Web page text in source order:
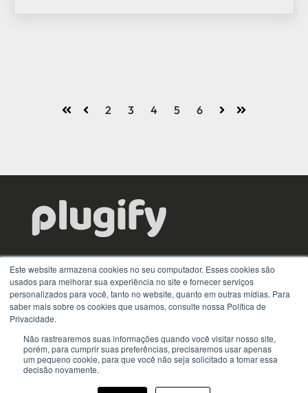
Este website armazena cookies no seu computador. Esses cookies são
usados ​​para melhorar sua experiência no site e fornecer serviços
personalizados para você, tanto no website, quanto em outras mídias. Para
saber mais sobre os cookies que usamos, consulte nossa Política de
Privacidade.
Não rastrearemos suas informações quando você visitar nosso site,
porém, para cumprir suas preferências, precisaremos usar apenas
um pequeno cookie, para que você não seja solicitado a tomar essa
decisão novamente.
PrimeiroVoltar
2 3 4 5 6
PróximoÚltimo
A escolha de TI que mantém sua operação em pé por
meio da locação e gestão de equipamentos.
Controle contínuo. Conexão confiável.